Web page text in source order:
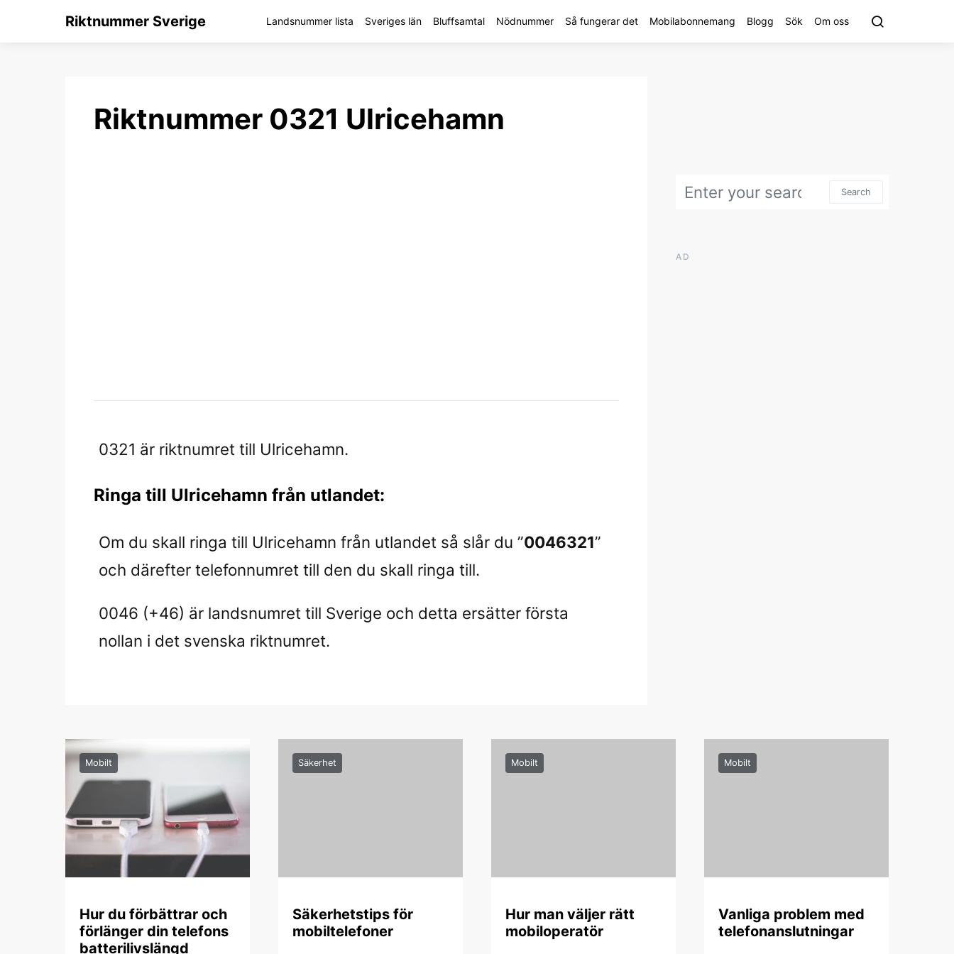
Riktnummer Sverige Landsnummer lista Sveriges län Bluffsamtal Nödnummer Så fungerar det Mobilabonnemang Blogg Sök Om oss
Riktnummer 0321 Ulricehamn
0321 är riktnumret till Ulricehamn.
Ringa till Ulricehamn från utlandet:
Om du skall ringa till Ulricehamn från utlandet så slår du ”0046321”
och därefter telefonnumret till den du skall ringa till.
0046 (+46) är landsnumret till Sverige och detta ersätter första
nollan i det svenska riktnumret.
Search
AD
Mobilt
Hur du förbättrar och
förlänger din telefons
batterilivslängd
Säkerhet
Säkerhetstips för
mobiltelefoner
Mobilt
Hur man väljer rätt
mobiloperatör
Mobilt
Vanliga problem med
telefonanslutningar